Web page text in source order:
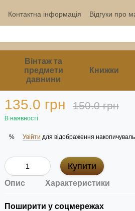
Контактна інформація Відгуки про
Вінтаж та
предмети
давнини
Книжки
135.0 грн 150.0 грн
В наявності
% Увійти для відображення
Купити
Опис Характеристики
Поширити у соцмережах